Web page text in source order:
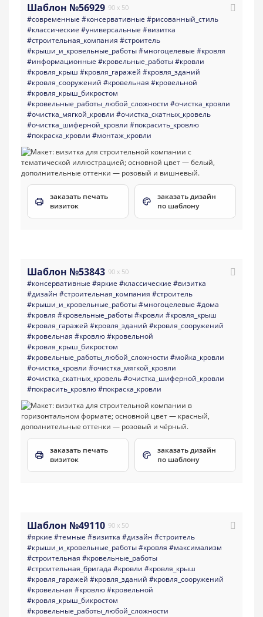
Шаблон №56929 90 x 50
#современные #консервативные #рисованный_стиль
#классические #универсальные #визитка
#строительная_компания #строитель
#крыши_и_кровельные_работы#многоцелевые #кровля
#информационные #кровельные_работы#кровли
#кровля_крыш #кровля_гаражей #кровля_зданий
#кровля_сооружений #кровельная #кровельной
#кровля_крыш_бикростом
#кровельные_работы_любой_сложности #очистка_кровли
#очистка_мягкой_кровли #очистка_скатных_кровель
#очистка_шиферной_кровли #покрасить_кровлю
#покраска_кровли #монтаж_кровли
заказать печать
визиток
заказать дизайн
по шаблону
Шаблон №53843 90 x 50
#консервативные #яркие #классические #визитка
#дизайн #строительная_компания #строитель
#крыши_и_кровельные_работы#многоцелевые #дома
#кровля #кровельные_работы#кровли #кровля_крыш
#кровля_гаражей #кровля_зданий #кровля_сооружений
#кровельная #кровлю#кровельной
#кровля_крыш_бикростом
#кровельные_работы_любой_сложности #мойка_кровли
#очистка_кровли #очистка_мягкой_кровли
#очистка_скатных_кровель#очистка_шиферной_кровли
#покрасить_кровлю#покраска_кровли
заказать печать
визиток
заказать дизайн
по шаблону
Шаблон №49110 90 x 50
#яркие #темные #визитка #дизайн #строитель
#крыши_и_кровельные_работы#кровля #максимализм
#строительная #кровельные_работы
#строительная_бригада #кровли #кровля_крыш
#кровля_гаражей #кровля_зданий #кровля_сооружений
#кровельная #кровлю#кровельной
#кровля_крыш_бикростом
#кровельные_работы_любой_сложности